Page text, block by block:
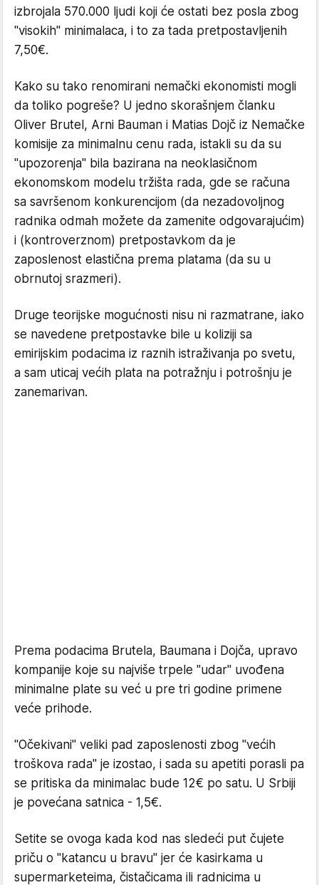
izbrojala 570.000 ljudi koji će ostati bez posla zbog
"visokih" minimalaca, i to za tada pretpostavljenih
7,50€.
Kako su tako renomirani nemački ekonomisti mogli
da toliko pogreše? U jedno skorašnjem članku
Oliver Brutel, Arni Bauman i Matias Dojč iz Nemačke
komisije za minimalnu cenu rada, istakli su da su
"upozorenja" bila bazirana na neoklasičnom
ekonomskom modelu tržišta rada, gde se računa
sa savršenom konkurencijom (da nezadovoljnog
radnika odmah možete da zamenite odgovarajućim)
i (kontroverznom) pretpostavkom da je
zaposlenost elastična prema platama (da su u
obrnutoj srazmeri).
Druge teorijske mogućnosti nisu ni razmatrane, iako
se navedene pretpostavke bile u koliziji sa
emirijskim podacima iz raznih istraživanja po svetu,
a sam uticaj većih plata na potražnju i potrošnju je
zanemarivan.
Prema podacima Brutela, Baumana i Dojča, upravo
kompanije koje su najviše trpele "udar" uvođena
minimalne plate su već u pre tri godine primene
veće prihode.
"Očekivani" veliki pad zaposlenosti zbog "većih
troškova rada" je izostao, i sada su apetiti porasli pa
se pritiska da minimalac bude 12€ po satu. U Srbiji
je povećana satnica - 1,5€.
Setite se ovoga kada kod nas sledeći put čujete
priču o "katancu u bravu" jer će kasirkama u
supermarketeima, čistačicama ili radnicima u